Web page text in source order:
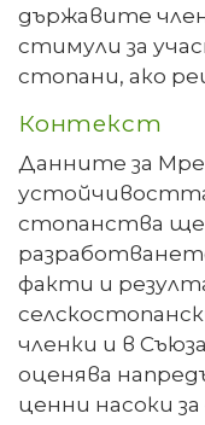
държавите
стимули за
стопани, ако
Контекст
Данните за
стопанства
факти и
членки и в
оценява
ценни насоки